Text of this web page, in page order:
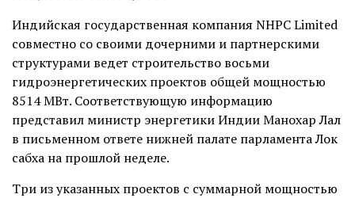
Индийская государственная компания NHPC Limited
совместно со своими дочерними и партнерскими
структурами ведет строительство восьми
гидроэнергетических проектов общей мощностью
8514 МВт. Соответствующую информацию
представил министр энергетики Индии Манохар Лал
в письменном ответе нижней палате парламента Лок
сабха на прошлой неделе.
Три из указанных проектов с суммарной мощностью